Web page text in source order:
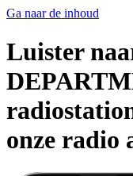
Ga naar de inhoud
Luister
onze radio